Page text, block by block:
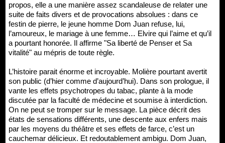
propos, elle a une manière assez scandaleuse de relater une
suite de faits divers et de provocations absolues : dans ce
festin de pierre, le jeune homme Dom Juan refuse, lui,
l’amoureux, le mariage à une femme… Elvire qui l’aime et qu’il
a pourtant honorée. Il affirme "Sa liberté de Penser et Sa
vitalité" au mépris de toute règle.
L’histoire parait énorme et incroyable. Molière pourtant avertit
son public (d’hier comme d’aujourd’hui). Dans son prologue, il
vante les effets psychotropes du tabac, plante à la mode
discutée par la faculté de médecine et soumise à interdiction.
On ne peut se tromper sur le message. La pièce décrit des
états de sensations différents, une descente aux enfers mais
par les moyens du théâtre et ses effets de farce, c’est un
cauchemar délicieux. Et redoutablement ambigu. Dom Juan,